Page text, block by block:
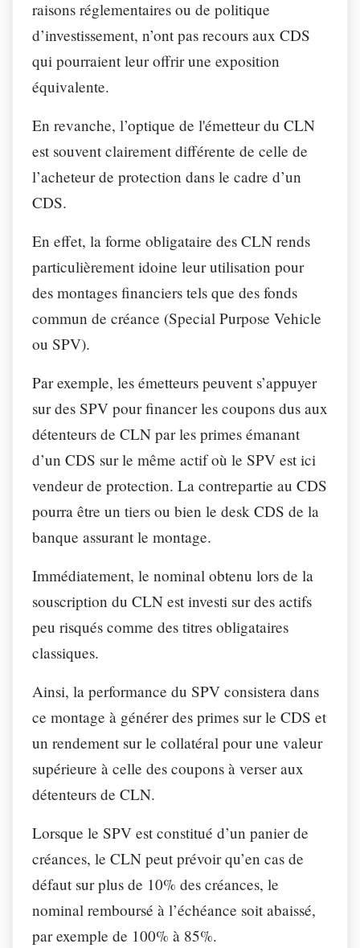
raisons réglementaires ou de politique
d’investissement, n’ont pas recours aux CDS
qui pourraient leur offrir une exposition
équivalente.
En revanche, l’optique de l'émetteur du CLN
est souvent clairement différente de celle de
l’acheteur de protection dans le cadre d’un
CDS.
En effet, la forme obligataire des CLN rends
particulièrement idoine leur utilisation pour
des montages financiers tels que des fonds
commun de créance (Special Purpose Vehicle
ou SPV).
Par exemple, les émetteurs peuvent s’appuyer
sur des SPV pour financer les coupons dus aux
détenteurs de CLN par les primes émanant
d’un CDS sur le même actif où le SPV est ici
vendeur de protection. La contrepartie au CDS
pourra être un tiers ou bien le desk CDS de la
banque assurant le montage.
Immédiatement, le nominal obtenu lors de la
souscription du CLN est investi sur des actifs
peu risqués comme des titres obligataires
classiques.
Ainsi, la performance du SPV consistera dans
ce montage à générer des primes sur le CDS et
un rendement sur le collatéral pour une valeur
supérieure à celle des coupons à verser aux
détenteurs de CLN.
Lorsque le SPV est constitué d’un panier de
créances, le CLN peut prévoir qu’en cas de
défaut sur plus de 10% des créances, le
nominal remboursé à l’échéance soit abaissé,
par exemple de 100% à 85%.